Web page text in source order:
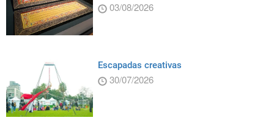
03/08/2026
Escapadas creativas
30/07/2026